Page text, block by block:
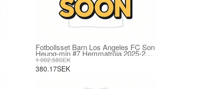
Fotbollsset Barn Los Angeles FC Son
Heung-min #7 Hemmatröja 2025-26
Mini-Kit Kortärmad (+ korta byxor)
1 002.58SEK
380.17SEK